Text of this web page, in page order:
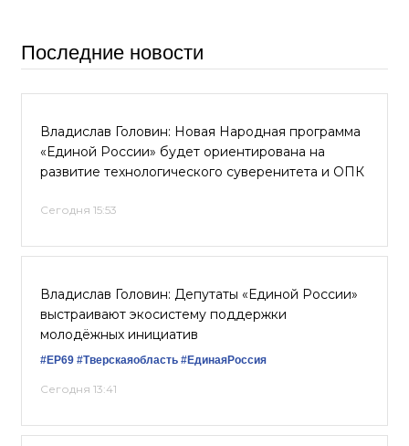
Последние новости
Владислав Головин: Новая Народная программа
«Единой России» будет ориентирована на
развитие технологического суверенитета и ОПК
Сегодня 15:53
Владислав Головин: Депутаты «Единой России»
выстраивают экосистему поддержки
молодёжных инициатив
#ЕР69 #Тверскаяобласть #‎ЕдинаяРоссия
Сегодня 13:41